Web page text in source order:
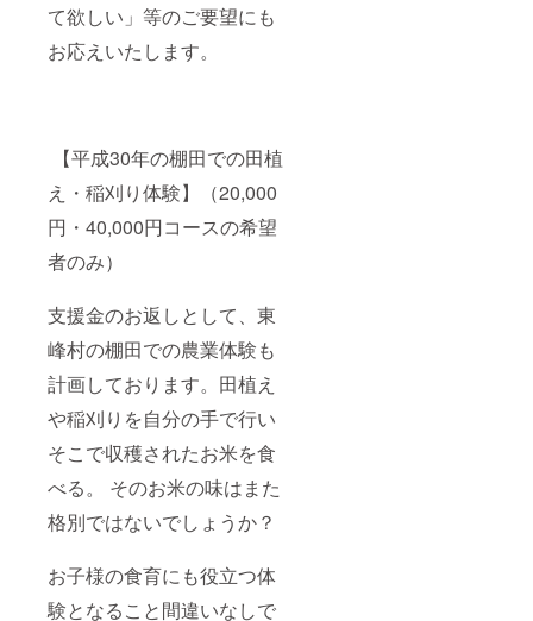
て欲しい」等のご要望にも
お応えいたします。
【平成30年の棚田での田植
え・稲刈り体験】（20,000
円・40,000円コースの希望
者のみ）
支援金のお返しとして、東
峰村の棚田での農業体験も
計画しております。田植え
や稲刈りを自分の手で行い
そこで収穫されたお米を食
べる。 そのお米の味はまた
格別ではないでしょうか？
お子様の食育にも役立つ体
験となること間違いなしで